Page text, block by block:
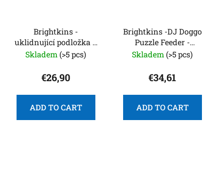
Brightkins -
uklidnující podložka a
hlavolam pro psy
Skladem (>5 pcs)
€26,90
ADD TO CART
Brightkins -DJ Doggo
Puzzle Feeder -
hlavolam pro psy
Skladem (>5 pcs)
€34,61
ADD TO CART